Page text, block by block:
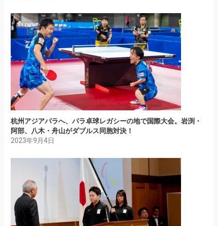
杭州アジアパラへ、パラ卓球レガシーの地で国際大会。岩渕・
阿部、八木・舟山がダブルス同胞対決！
2023年9月4日